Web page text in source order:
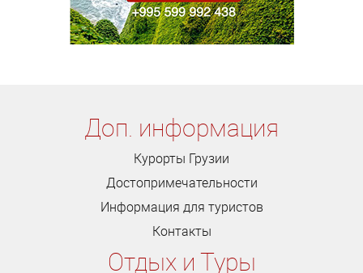
Доп. информация
Курорты Грузии
Достопримечательности
Информация для туристов
Контакты
Отдых и Туры